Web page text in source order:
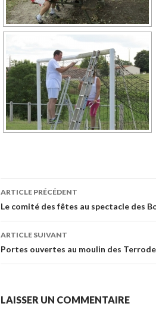
Navigation de l’article
ARTICLE PRÉCÉDENT
Le comité des fêtes au spectacle des
ARTICLE SUIVANT
Portes ouvertes au moulin des
LAISSER UN COMMENTAIRE